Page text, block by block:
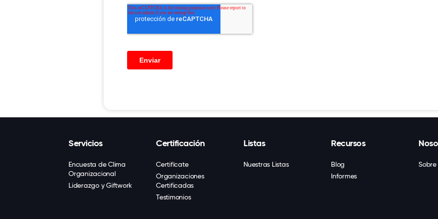
Servicios
Encuesta de Clima
Organizacional
Liderazgo y Giftwork
Certificación
Certifícate
Organizaciones
Certificadas
Testimonios
Listas
Nuestras Listas
Recursos
Blog
Informes
Sobre